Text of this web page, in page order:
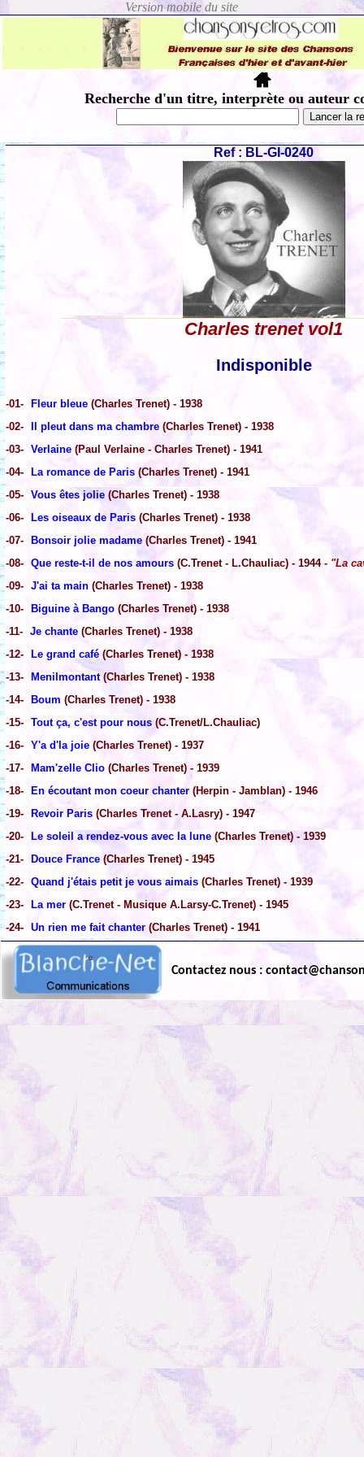
Recherche d'un titre, interprète ou auteur
Ref : BL-GI-0240
Charles trenet vol1
Indisponible
-01- Fleur bleue (Charles Trenet) - 1938
-02- Il pleut dans ma chambre (Charles Trenet) - 1938
-03- Verlaine (Paul Verlaine - Charles Trenet) - 1941
-04- La romance de Paris (Charles Trenet) - 1941
-05- Vous êtes jolie (Charles Trenet) - 1938
-06- Les oiseaux de Paris (Charles Trenet) - 1938
-07- Bonsoir jolie madame (Charles Trenet) - 1941
-08- Que reste-t-il de nos amours (C.Trenet - L.Chauliac) - 1944- "La
-09- J'ai ta main (Charles Trenet) - 1938
-10- Biguine à Bango (Charles Trenet) - 1938
-11- Je chante (Charles Trenet) - 1938
-12- Le grand café (Charles Trenet) - 1938
-13- Menilmontant (Charles Trenet) - 1938
-14- Boum (Charles Trenet) - 1938
-15- Tout ça, c'est pour nous (C.Trenet/L.Chauliac)
-16- Y'a d'la joie (Charles Trenet) - 1937
-17- Mam'zelle Clio (Charles Trenet) - 1939
-18- En écoutant mon coeur chanter (Herpin - Jamblan) - 1946
-19- Revoir Paris (Charles Trenet - A.Lasry) - 1947
-20- Le soleil a rendez-vous avec la lune (Charles Trenet) - 1939
-21- Douce France (Charles Trenet) - 1945
-22- Quand j'étais petit je vous aimais (Charles Trenet) - 1939
-23- La mer (C.Trenet - Musique A.Larsy-C.Trenet) - 1945
-24- Un rien me fait chanter (Charles Trenet) - 1941
Contactez nous :